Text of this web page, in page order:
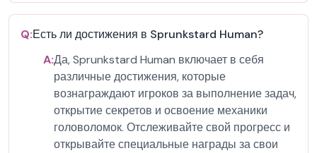
Q:Есть ли достижения в Sprunkstard Human?
A:Да, Sprunkstard Human включает в себя
различные достижения, которые
вознаграждают игроков за выполнение задач,
открытие секретов и освоение механики
головоломок. Отслеживайте свой прогресс и
открывайте специальные награды за свои